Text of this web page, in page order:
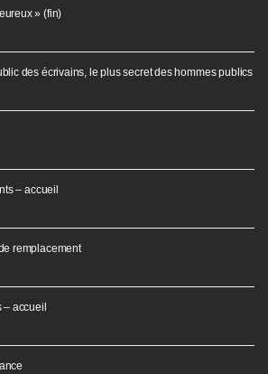
» (fin)
des écrivains, le plus secret des hommes publics
– accueil
remplacement
– accueil